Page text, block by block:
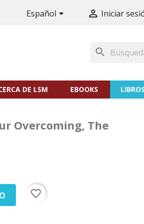
Español  Iniciar
search
DE LSM EBOOKS
Overcoming, The
favorite_border